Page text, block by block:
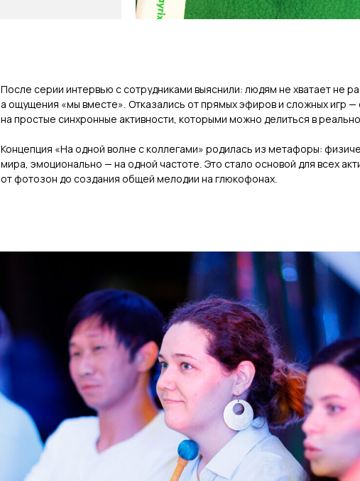
После серии интервью с сотрудниками выяснили: людям не хватает не
а ощущения «мы вместе». Отказались от прямых эфиров и сложных игр —
на простые синхронные активности, которыми можно делиться в
Концепция «На одной волне с коллегами» родилась из метафоры:
мира, эмоционально — на одной частоте. Это стало основой для всех
от фотозон до создания общей мелодии на глюкофонах.